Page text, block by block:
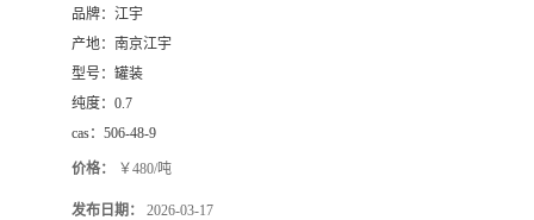
品牌： 江宇
产地： 南京江宇
型号： 罐装
纯度： 0.7
cas： 506-48-9
价格： ￥480/吨
发布日期： 2026-03-17